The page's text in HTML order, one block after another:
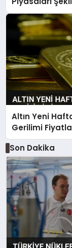
Altın Yeni
Gerilimi
Son Dakika